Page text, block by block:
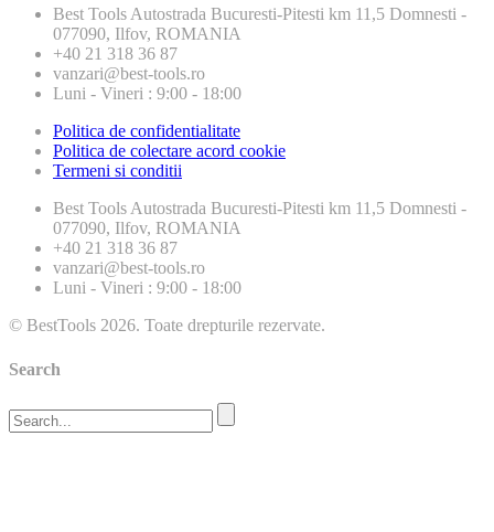
Best Tools Autostrada Bucuresti-Pitesti km 11,5 Domnesti -
077090, Ilfov, ROMANIA
+40 21 318 36 87
vanzari@best-tools.ro
Luni - Vineri : 9:00 - 18:00
Politica de confidentialitate
Politica de colectare acord cookie
Termeni si conditii
Best Tools Autostrada Bucuresti-Pitesti km 11,5 Domnesti -
077090, Ilfov, ROMANIA
+40 21 318 36 87
vanzari@best-tools.ro
Luni - Vineri : 9:00 - 18:00
© BestTools 2026. Toate drepturile rezervate.
Search